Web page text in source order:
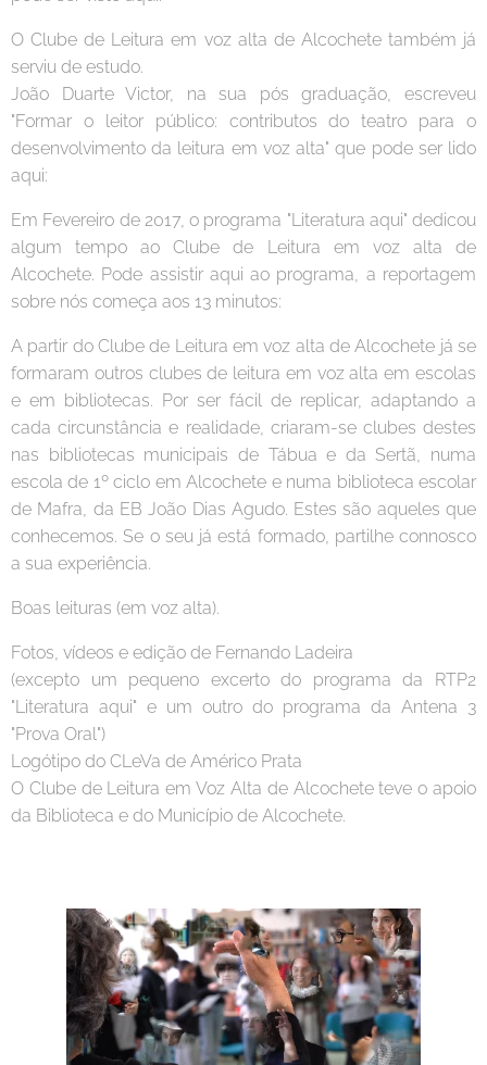
O Clube de Leitura em voz alta de Alcochete também já
serviu de estudo.
João Duarte Victor, na sua pós graduação, escreveu
"Formar o leitor público: contributos do teatro para o
desenvolvimento da leitura em voz alta" que pode ser lido
aqui:
Em Fevereiro de 2017, o programa "Literatura aqui" dedicou
algum tempo ao Clube de Leitura em voz alta de
Alcochete. Pode assistir aqui ao programa, a reportagem
sobre nós começa aos 13 minutos:
A partir do Clube de Leitura em voz alta de Alcochete já se
formaram outros clubes de leitura em voz alta em escolas
e em bibliotecas. Por ser fácil de replicar, adaptando a
cada circunstância e realidade, criaram-se clubes destes
nas bibliotecas municipais de Tábua e da Sertã, numa
escola de 1º ciclo em Alcochete e numa biblioteca escolar
de Mafra, da EB João Dias Agudo. Estes são aqueles que
conhecemos. Se o seu já está formado, partilhe connosco
a sua experiência.
Boas leituras (em voz alta).
Fotos, vídeos e edição de Fernando Ladeira
(excepto um pequeno excerto do programa da RTP2
"Literatura aqui" e um outro do programa da Antena 3
"Prova Oral")
Logótipo do CLeVa de Américo Prata
O Clube de Leitura em Voz Alta de Alcochete teve o apoio
da Biblioteca e do Município de Alcochete.